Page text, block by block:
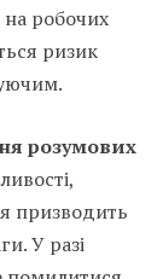
робочих
ризик
розумових
призводить
У разі